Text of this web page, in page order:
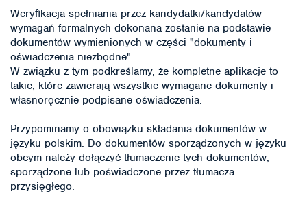
Weryﬁkacja spełniania przez kandydatki/kandydatów
wymagań formalnych dokonana zostanie na podstawie
dokumentów wymienionych w części "dokumenty i
oświadczenia niezbędne".
W związku z tym podkreślamy, że kompletne aplikacje to
takie, które zawierają wszystkie wymagane dokumenty i
własnoręcznie podpisane oświadczenia.
Przypominamy o obowiązku składania dokumentów w
języku polskim. Do dokumentów sporządzonych w języku
obcym należy dołączyć tłumaczenie tych dokumentów,
sporządzone lub poświadczone przez tłumacza
przysięgłego.